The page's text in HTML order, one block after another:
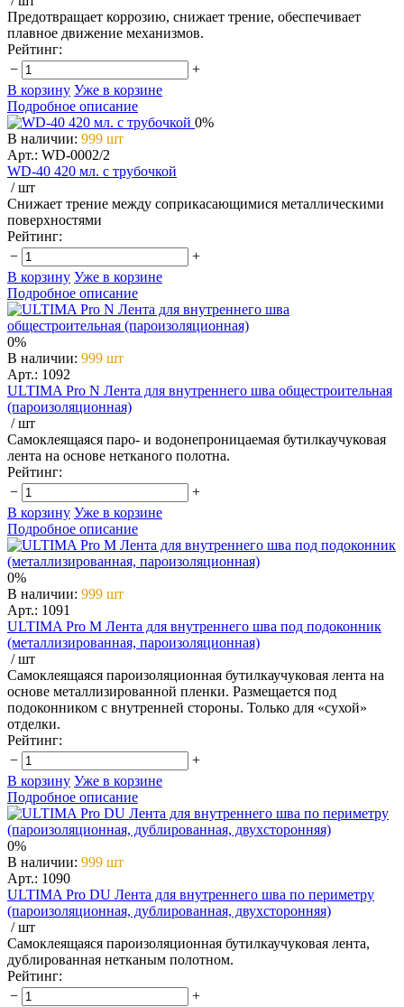
Предотвращает коррозию, снижает трение, обеспечивает
плавное движение механизмов.
Рейтинг:
−
+
В корзину Уже в корзине
Подробное описание
0%
В наличии: 999 шт
Арт.: WD-0002/2
WD-40 420 мл. с трубочкой
/ шт
Снижает трение между соприкасающимися металлическими
поверхностями
Рейтинг:
−
+
В корзину Уже в корзине
Подробное описание
0%
В наличии: 999 шт
Арт.: 1092
ULTIMA Pro N Лента для внутреннего шва общестроительная
(пароизоляционная)
/ шт
Самоклеящаяся паро- и водонепроницаемая бутилкаучуковая
лента на основе нетканого полотна.
Рейтинг:
−
+
В корзину Уже в корзине
Подробное описание
0%
В наличии: 999 шт
Арт.: 1091
ULTIMA Pro M Лента для внутреннего шва под подоконник
(металлизированная, пароизоляционная)
/ шт
Самоклеящаяся пароизоляционная бутилкаучуковая лента на
основе металлизированной пленки. Размещается под
подоконником с внутренней стороны. Только для «сухой»
отделки.
Рейтинг:
−
+
В корзину Уже в корзине
Подробное описание
0%
В наличии: 999 шт
Арт.: 1090
ULTIMA Pro DU Лента для внутреннего шва по периметру
(пароизоляционная, дублированная, двухсторонняя)
/ шт
Самоклеящаяся пароизоляционная бутилкаучуковая лента,
дублированная нетканым полотном.
Рейтинг:
−
+